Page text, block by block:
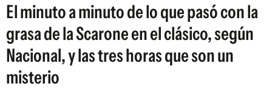
El minuto a minuto de lo que pasó con la
grasa de la Scarone en el clásico, según
Nacional, y las tres horas que son un
misterio